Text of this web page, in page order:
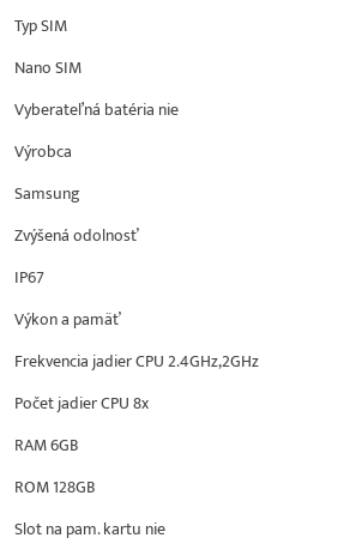
Typ SIM
Nano SIM
Vyberateľná batéria nie
Výrobca
Samsung
Zvýšená odolnosť
IP67
Výkon a pamäť
Frekvencia jadier CPU 2.4GHz,2GHz
Počet jadier CPU 8x
RAM 6GB
ROM 128GB
Slot na pam. kartu nie